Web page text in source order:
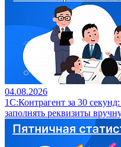
04.08.2026
1С:Контрагент за 30
заполнять реквизиты